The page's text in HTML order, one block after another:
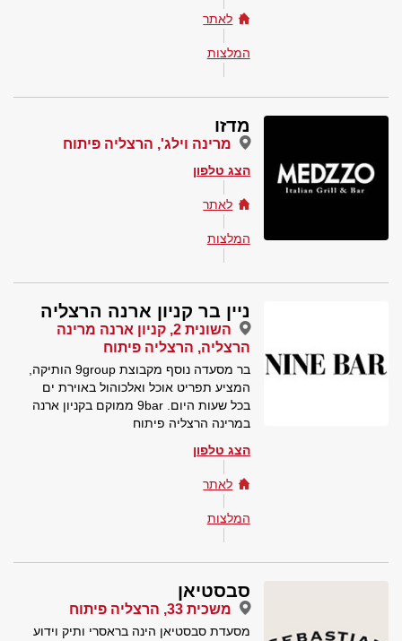
לאתר
המלצות
מדזו
מרינה וילג', הרצליה פיתוח
הצג טלפון
לאתר
המלצות
ניין בר קניון ארנה הרצליה
השונית 2, קניון ארנה מרינה
הרצליה, הרצליה פיתוח
בר מסעדה נוסף מקבוצת 9group הותיקה,
המציע תפריט אוכל ואלכוהול באוירת ים
בכל שעות היום. 9bar ממוקם בקניון ארנה
במרינה הרצליה פיתוח
הצג טלפון
לאתר
המלצות
סבסטיאן
משכית 33, הרצליה פיתוח
מסעדת סבסטיאן הינה בראסרי ותיק וידוע